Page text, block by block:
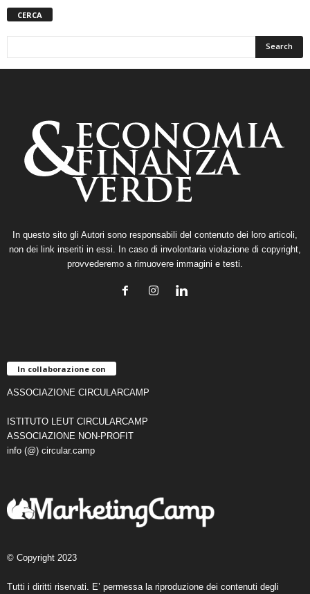
CERCA
In questo sito gli Autori sono responsabili del contenuto dei loro articoli,
non dei link inseriti in essi. In caso di involontaria violazione di copyright,
provvederemo a rimuovere immagini e testi.
In collaborazione con
ASSOCIAZIONE CIRCULARCAMP
ISTITUTO LEUT CIRCULARCAMP
ASSOCIAZIONE NON-PROFIT
info (@) circular.camp
© Copyright 2023
Tutti i diritti riservati. E’ permessa la riproduzione dei contenuti degli